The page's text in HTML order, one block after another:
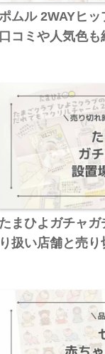
ムル 2WAYヒッ
口コミや人気色も
たまひよガチャ
り扱い店舗と売